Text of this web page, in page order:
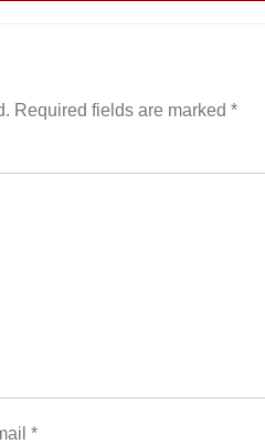
Required fields are marked *
*